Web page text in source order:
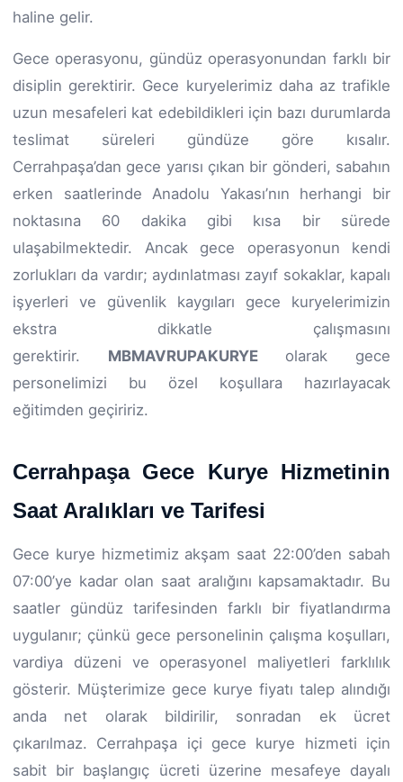
haline gelir.
Gece operasyonu, gündüz operasyonundan farklı bir
disiplin gerektirir. Gece kuryelerimiz daha az trafikle
uzun mesafeleri kat edebildikleri için bazı durumlarda
teslimat süreleri gündüze göre kısalır.
Cerrahpaşa’dan gece yarısı çıkan bir gönderi, sabahın
erken saatlerinde Anadolu Yakası’nın herhangi bir
noktasına 60 dakika gibi kısa bir sürede
ulaşabilmektedir. Ancak gece operasyonun kendi
zorlukları da vardır; aydınlatması zayıf sokaklar, kapalı
işyerleri ve güvenlik kaygıları gece kuryelerimizin
ekstra dikkatle çalışmasını
gerektirir. MBMAVRUPAKURYEolarak gece
personelimizi bu özel koşullara hazırlayacak
eğitimden geçiririz.
Cerrahpaşa Gece Kurye Hizmetinin
Saat Aralıkları ve Tarifesi
Gece kurye hizmetimiz akşam saat 22:00’den sabah
07:00’ye kadar olan saat aralığını kapsamaktadır. Bu
saatler gündüz tarifesinden farklı bir fiyatlandırma
uygulanır; çünkü gece personelinin çalışma koşulları,
vardiya düzeni ve operasyonel maliyetleri farklılık
gösterir. Müşterimize gece kurye fiyatı talep alındığı
anda net olarak bildirilir, sonradan ek ücret
çıkarılmaz. Cerrahpaşa içi gece kurye hizmeti için
sabit bir başlangıç ücreti üzerine mesafeye dayalı